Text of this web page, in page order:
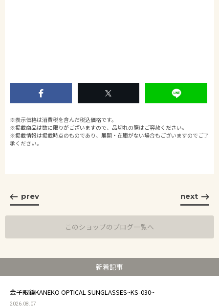
※表示価格は消費税を含んだ税込価格です。
※掲載商品は数に限りがございますので、品切れの際はご容赦ください。
※掲載情報は掲載時点のものであり、展開・在庫がない場合もございますのでご了
承ください。
prev next
このショップのブログ一覧へ
新着記事
金子眼鏡KANEKO OPTICAL SUNGLASSES~KS-030~
2026.08.07